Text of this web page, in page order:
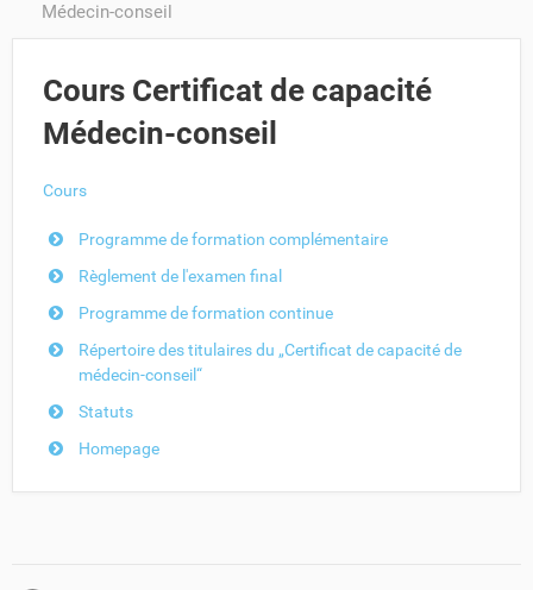
Médecin-conseil
Cours Certificat de capacité
Médecin-conseil
Cours
Programme de formation complémentaire
Règlement de l'examen final
Programme de formation continue
Répertoire des titulaires du „Certificat de capacité de
médecin-conseil“
Statuts
Homepage